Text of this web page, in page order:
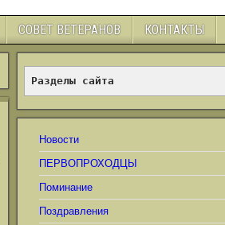
СОВЕТ ВЕТЕРАНОВ КОНТАКТЫ
Разделы сайта
Новости
ПЕРВОПРОХОДЦЫ
Поминание
Поздравления